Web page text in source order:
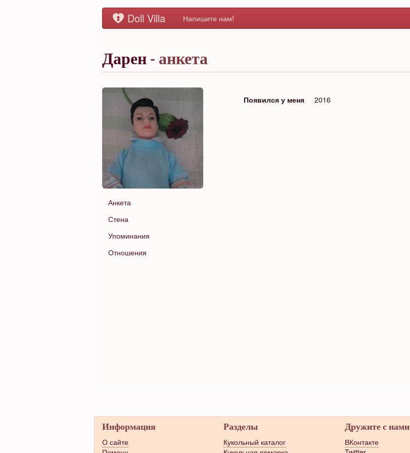
Doll Villa Напишите нам!
Дарен - анкета
Анкета
Стена
Упоминания
Отношения
Появился у меня 2016
Информация
О сайте
Разделы
Кукольный каталог
Дружите с нами
ВКонтакте